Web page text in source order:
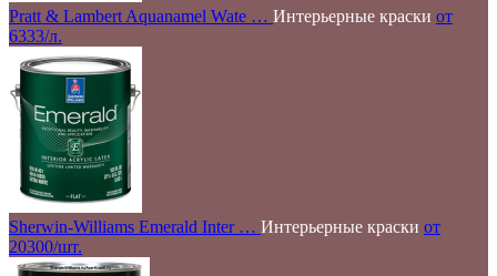
Pratt & Lambert Aquanamel Wate … Интерьерные краски от
6333/л.
Sherwin-Williams Emerald Inter … Интерьерные краски от
20300/шт.